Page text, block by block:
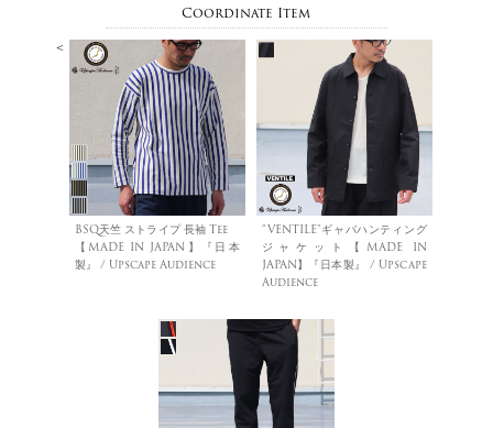
Coordinate Item
<
BSQ天竺 ストライプ 長袖 Tee
【MADE IN JAPAN】『日本
製』 / Upscape Audience
”VENTILE"ギャバハンティング
ジャケット【MADE IN
JAPAN】『日本製』 / Upscape
Audience